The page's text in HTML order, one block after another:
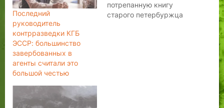
Последний
руководитель
контрразведки КГБ
ЭССР: большинство
завербованных в
агенты считали это
большой честью
потрепанную книгу
старого петербуржца